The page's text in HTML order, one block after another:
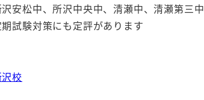
安松中、所沢中央中、清瀬中、清瀬第三中
試験対策にも定評があります
校